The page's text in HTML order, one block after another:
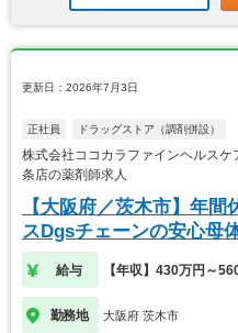
更新日：2026年7月3日
正社員 ドラッグストア（調剤併設）
株式会社ココカラファインヘルス
条店の薬剤師求人
【大阪府／茨木市】年
スDgsチェーンの安心母
給与 【年収】430万円～
勤務地 大阪府 茨木市